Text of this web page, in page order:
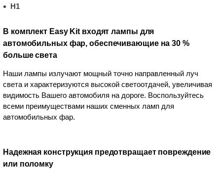
H1
В комплект Easy Kit входят лампы для
автомобильных фар, обеспечивающие на 30 %
больше света
Наши лампы излучают мощный точно направленный луч
света и характеризуются высокой светоотдачей, увеличивая
видимость Вашего автомобиля на дороге. Воспользуйтесь
всеми преимуществами наших сменных ламп для
автомобильных фар.
Надежная конструкция предотвращает повреждение
или поломку